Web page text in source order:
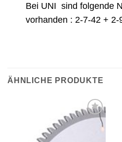
Bei UNI sind folgende
vorhanden : 2-7-42 +
ÄHNLICHE PRODUKTE